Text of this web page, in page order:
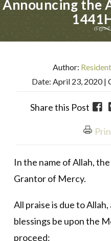
Announcing the
Author:
Date: April 23, 2020|
Share this Post
In the name of Allah,
Grantor of Mercy.
All praise is due to
blessings be upon the
proceed: